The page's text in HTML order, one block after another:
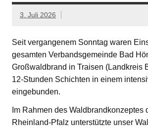
3. Juli 2026
Seit vergangenem Sonntag waren
gesamten Verbandsgemeinde Bad
Großwaldbrand in Traisen (Landkreis
12-Stunden Schichten in einem
eingebunden.
Im Rahmen des Waldbrandkonzeptes
Rheinland-Pfalz unterstützte unser